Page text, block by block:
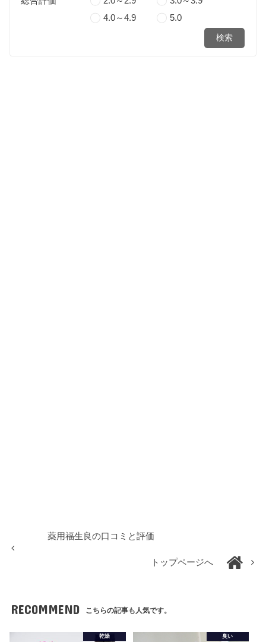
4.0～4.9
5.0
薬用福生良の口コミと評価
トップページへ
RECOMMEND こちらの記事も人気です。
乾燥 臭い